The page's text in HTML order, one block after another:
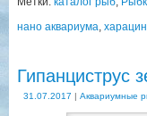
нано аквариума
Гипанциструс
31.07.2017 | Аквариумные